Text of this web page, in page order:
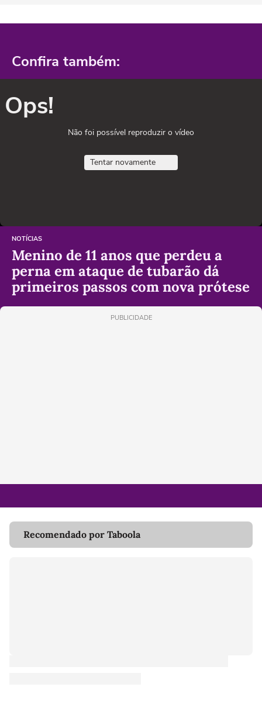
Confira também:
Ops!
Não foi possível reproduzir o vídeo
Tentar novamente
NOTÍCIAS
Menino de 11 anos que perdeu a
perna em ataque de tubarão dá
primeiros passos com nova prótese
PUBLICIDADE
Recomendado por Taboola